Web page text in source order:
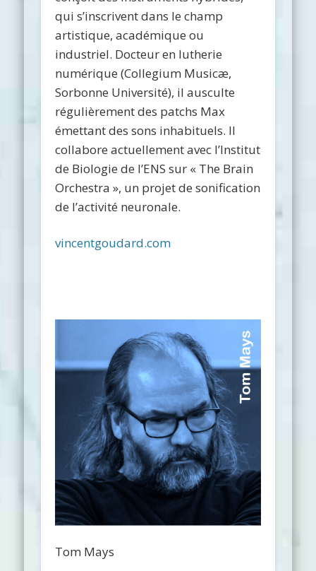
qui s’inscrivent dans le champ
artistique, académique ou
industriel. Docteur en lutherie
numérique (Collegium Musicæ,
Sorbonne Université), il ausculte
régulièrement des patchs Max
émettant des sons inhabituels. Il
collabore actuellement avec l’Institut
de Biologie de l’ENS sur « The Brain
Orchestra », un projet de sonification
de l’activité neuronale.
vincentgoudard.com
Tom Mays